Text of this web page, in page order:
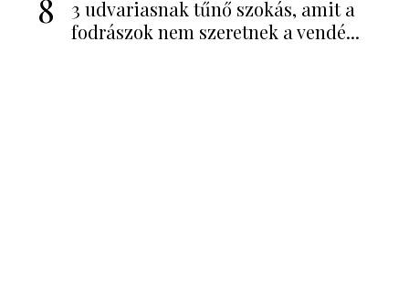
8
3 udvariasnak tűnő szokás, amit a
fodrászok nem szeretnek a vendé...